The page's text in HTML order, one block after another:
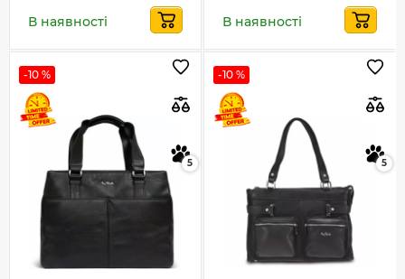
В наявності В наявності
-10 %
5
-10 %
5